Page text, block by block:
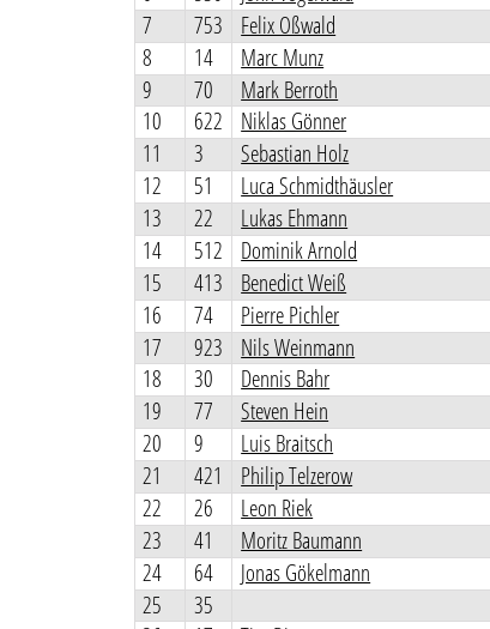
7
753 Felix Oßwald
8
14 Marc Munz
9
70 Mark Berroth
10
622 Niklas Gönner
11
3 Sebastian Holz
12
51 Luca Schmidthäusler
13
22 Lukas Ehmann
14
512 Dominik Arnold
15
413 Benedict Weiß
16
74 Pierre Pichler
17
923 Nils Weinmann
18
30 Dennis Bahr
19
77 Steven Hein
20
9 Luis Braitsch
21
421 Philip Telzerow
22
26 Leon Riek
23
41 Moritz Baumann
24
64 Jonas Gökelmann
25
35